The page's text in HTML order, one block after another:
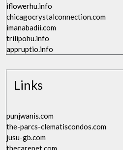
iflowerhu.info
chicagocrystalconnection.com
imanabadii.com
trilipohu.info
appruptio.info
Links
punjwanis.com
the-parcs-clematiscondos.com
jusu-gb.com
thecarepet.com